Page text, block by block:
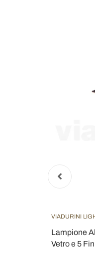
VIADURINI
Lampione
Vetro e 5